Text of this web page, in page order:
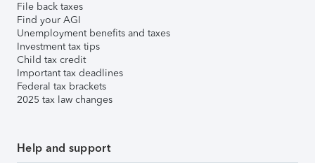
File back taxes
Find your AGI
Unemployment benefits and taxes
Investment tax tips
Child tax credit
Important tax deadlines
Federal tax brackets
2025 tax law changes
Help and support